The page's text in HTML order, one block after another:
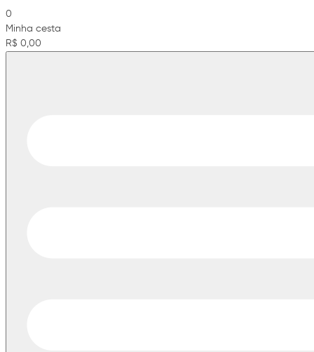
0
Minha cesta
R$ 0,00